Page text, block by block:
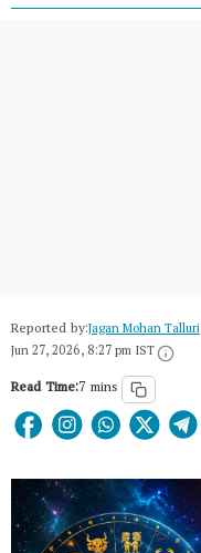
Reported by:Jagan Mohan Talluri
Jun 27, 2026, 8:27 pm IST
Read Time:7 mins